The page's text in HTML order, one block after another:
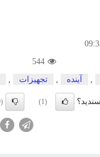
544
, آینده , تجهیزات ,
(1)
(0)